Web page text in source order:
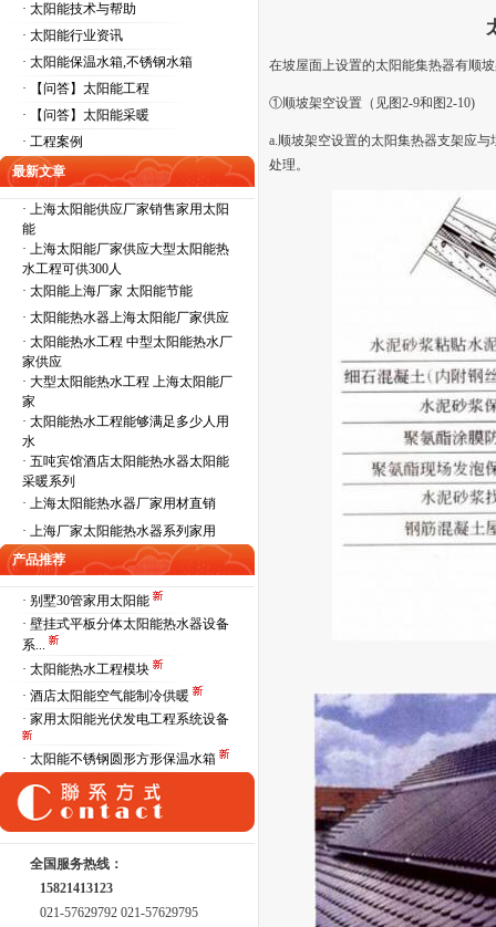
· 太阳能技术与帮助
· 太阳能行业资讯
· 太阳能保温水箱,不锈钢水箱
· 【问答】太阳能工程
· 【问答】太阳能采暖
· 工程案例
最新文章
· 上海太阳能供应厂家销售家用太阳
能
· 上海太阳能厂家供应大型太阳能热
水工程可供300人
· 太阳能上海厂家 太阳能节能
· 太阳能热水器上海太阳能厂家供应
· 太阳能热水工程 中型太阳能热水厂
家供应
· 大型太阳能热水工程 上海太阳能厂
家
· 太阳能热水工程能够满足多少人用
水
· 五吨宾馆酒店太阳能热水器太阳能
采暖系列
· 上海太阳能热水器厂家用材直销
· 上海厂家太阳能热水器系列家用
产品推荐
· 别墅30管家用太阳能
· 壁挂式平板分体太阳能热水器设备
系...
· 太阳能热水工程模块
· 酒店太阳能空气能制冷供暖
· 家用太阳能光伏发电工程系统设备
· 太阳能不锈钢圆形方形保温水箱
全国服务热线：
15821413123
021-57629792 021-57629795
在坡屋面上设置的太阳能集热器有顺
①顺坡架空设置（见图2-9和图2-10)
a.顺坡架空设置的太阳集热器支架应
处理。